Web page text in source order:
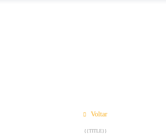
Voltar
{{TITLE}}